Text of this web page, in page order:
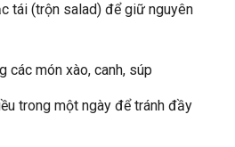
tái (trộn salad) để giữ nguyên
các món xào, canh, súp
trong một ngày để tránh đầy